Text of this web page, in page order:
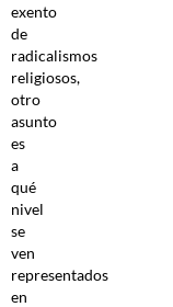
exento
de
radicalismos
religiosos,
otro
asunto
es
a
qué
nivel
se
ven
representados
en